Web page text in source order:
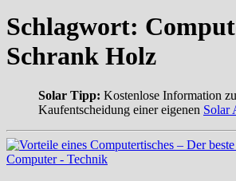
Schlagwort:
Schrank Holz
Solar Tipp: Kostenlose Information
Kaufentscheidung einer eigenen Solar
Computer - Technik